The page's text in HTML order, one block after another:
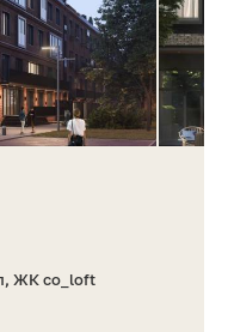
ЖК co_loft